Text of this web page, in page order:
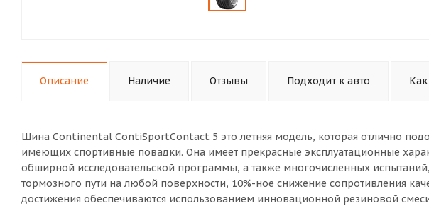
Описание Наличие Отзывы Подходит к авто Как
Шина Continental ContiSportContact 5 это летняя модель, которая отлично
имеющих спортивные повадки. Она имеет прекрасные эксплуатационные
обширной исследовательской программы, а также многочисленных
тормозного пути на любой поверхности, 10%-ное снижение сопротивления
достижения обеспечиваются использованием инновационной резиновой